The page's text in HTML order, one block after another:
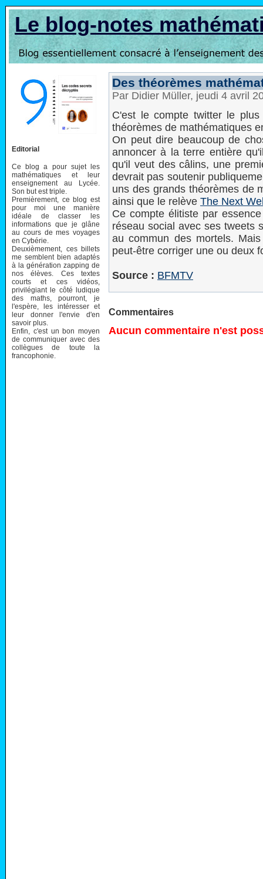
Le blog-notes
Editorial
Ce blog a pour sujet les
mathématiques et leur
enseignement au Lycée.
Son but est triple.
Premièrement, ce blog est
pour moi une manière
idéale de classer les
informations que je glâne
au cours de mes voyages
en Cybérie.
Deuxièmement, ces billets
me semblent bien adaptés
à la génération zapping de
nos élèves. Ces textes
courts et ces vidéos,
privilégiant le côté ludique
des maths, pourront, je
l'espère, les intéresser et
leur donner l'envie d'en
savoir plus.
Enfin, c'est un bon moyen
de communiquer avec des
collègues de toute la
francophonie.
Des théorèmes
Par Didier Müller, jeudi 4 avril
C'est le compte twitter le
théorèmes de mathématiques
On peut dire beaucoup de
annoncer à la terre entière
qu'il veut des câlins, une
devrait pas soutenir
uns des grands théorèmes de
ainsi que le relève The Next
Ce compte élitiste par
réseau social avec ses tweets
au commun des mortels.
peut-être corriger une ou deux
Source : BFMTV
Commentaires
Aucun commentaire n'est